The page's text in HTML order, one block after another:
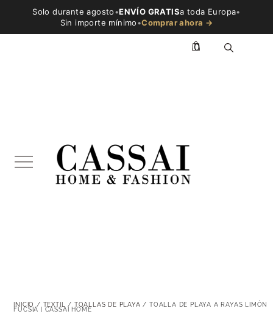
Solo durante agosto•ENVÍO GRATISa toda Europa•
Sin importe mínimo•Comprar ahora →
0
INICIO / TEXTIL / TOALLAS DE PLAYA / TOALLA DE PLAYA A RAYAS LIMÓN
FUCSIA | CASSAI HOME